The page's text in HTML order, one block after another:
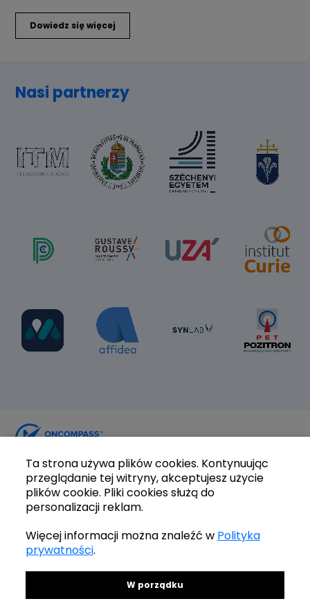
Dowiedz się więcej
Nasi partnerzy
Oncompass Gmbh.
© 2024 Wszelkie prawa zastrzeżone
Prywatność
Zadzwoń do nas
+48 517 668 606
Napisz do nas e-mail
Ta strona używa plików cookies. Kontynuując
przeglądanie tej witryny, akceptujesz użycie
plików cookie. Pliki cookies służą do
personalizacji reklam.
Więcej informacji można znaleźć w Polityka
prywatności.
W porządku